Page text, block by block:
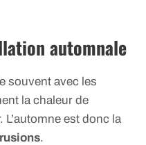
automnale
souvent avec les
la chaleur de
L’automne est donc la
.